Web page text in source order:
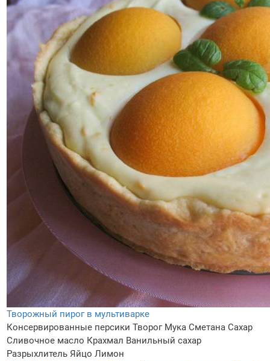
Творожный пирог в мультиварке
Консервированные персики Творог Мука Сметана Сахар
Сливочное масло Крахмал Ванильный сахар
Разрыхлитель Яйцо Лимон